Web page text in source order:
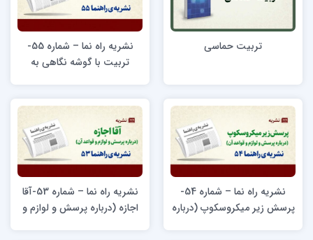
تربیت حماسی
نشریه راه نما – شماره 55-
تربیت با گوشه نگاهی به
نشریه راه نما – شماره 54-
پرسش زیر میکروسکوپ (درباره
نشریه راه نما – شماره 53-آقا
اجازه (درباره پرسش و لوازم و